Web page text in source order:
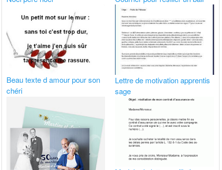
Beau texte d amour pour son
chéri
Lettre de motivation apprentis
sage